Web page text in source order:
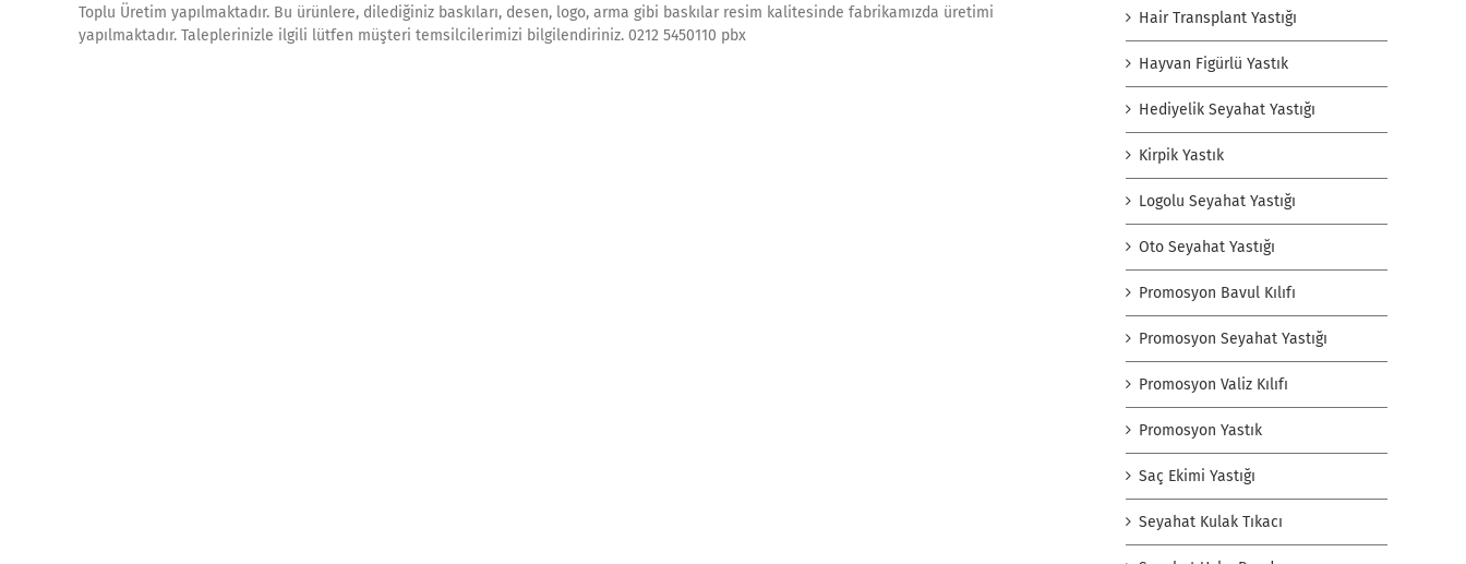
Toplu Üretim yapılmaktadır. Bu ürünlere, dilediğiniz baskıları, desen, logo, arma gibi baskılar resim kalitesinde fabrikamızda üretimi
yapılmaktadır. Taleplerinizle ilgili lütfen müşteri temsilcilerimizi bilgilendiriniz. 0212 5450110 pbx
Hair Transplant Yastığı
Hayvan Figürlü Yastık
Hediyelik Seyahat Yastığı
Kirpik Yastık
Logolu Seyahat Yastığı
Oto Seyahat Yastığı
Promosyon Bavul Kılıfı
Promosyon Seyahat Yastığı
Promosyon Valiz Kılıfı
Promosyon Yastık
Saç Ekimi Yastığı
Seyahat Kulak Tıkacı